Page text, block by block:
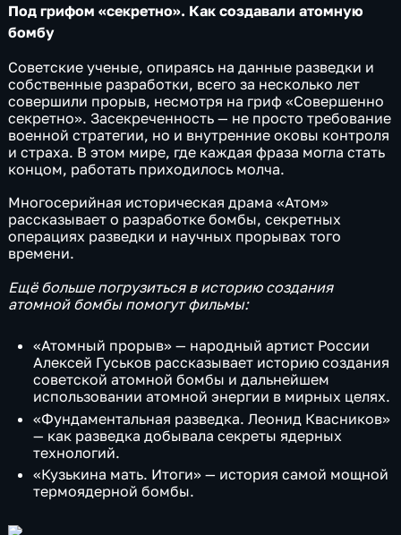
Под грифом «секретно». Как создавали атомную
бомбу
Советские ученые, опираясь на данные разведки и
собственные разработки, всего за несколько лет
совершили прорыв, несмотря на гриф «Совершенно
секретно». Засекреченность — не просто требование
военной стратегии, но и внутренние оковы контроля
и страха. В этом мире, где каждая фраза могла стать
концом, работать приходилось молча.
Многосерийная историческая драма «Атом»
рассказывает о разработке бомбы, секретных
операциях разведки и научных прорывах того
времени.
Ещё больше погрузиться в историю создания
атомной бомбы помогут фильмы:
«Атомный прорыв» — народный артист России
Алексей Гуськов рассказывает историю создания
советской атомной бомбы и дальнейшем
использовании атомной энергии в мирных целях.
«Фундаментальная разведка. Леонид Квасников»
— как разведка добывала секреты ядерных
технологий.
«Кузькина мать. Итоги» — история самой мощной
термоядерной бомбы.